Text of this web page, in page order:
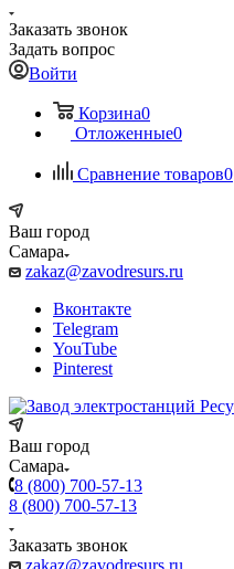
Заказать звонок
Задать вопрос
Войти
Корзина0
Отложенные0
Сравнение товаров0
Ваш город
Самара
zakaz@zavodresurs.ru
Вконтакте
Telegram
YouTube
Pinterest
Ваш город
Самара
8 (800) 700-57-13
8 (800) 700-57-13
Заказать звонок
zakaz@zavodresurs.ru